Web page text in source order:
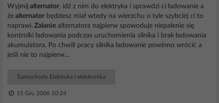
Wyjmij alternator, idź z nim do elektryka i sprawdzi ci ładowanie a
że alternator będziesz miał wtedy na wierzchu o tyle szybciej ci to
naprawi. Zalanie alternatora najpierw spowoduje niepalenie się
kontrolki ładowania podczas uruchomienia silnika i brak ładowania
akumulatora. Po chwili pracy silnika ładowanie powinno wrócić a
jeśli nie to najpierw...
Samochody Elektryka i elektronika
15 Gru 2006 10:24